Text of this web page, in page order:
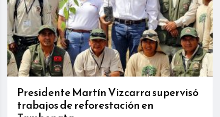
Presidente Martín Vizcarra supervisó
trabajos de reforestación en